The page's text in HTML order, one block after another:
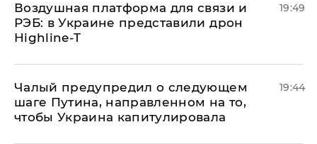
Воздушная платформа для связи и
РЭБ: в Украине представили дрон
Highline-T
19:49
Чалый предупредил о следующем
шаге Путина, направленном на то,
чтобы Украина капитулировала
19:44